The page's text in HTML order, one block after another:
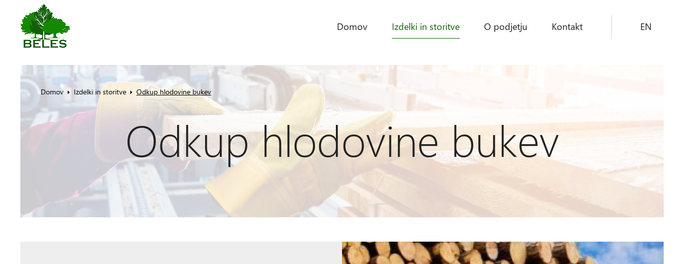
Domov Izdelki in storitve O podjetju Kontakt EN
Odkup hlodovine bukev
Domov Izdelki in storitve Odkup hlodovine bukev